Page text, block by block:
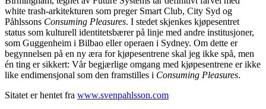
white trash-arkitekturen som preger Smart Club, City Syd og
Påhlssons Consuming Pleasures. I stedet skjenkes kjøpesentret
status som kulturell identitetsbærer på linje med andre institusjoner,
som Guggenheim i Bilbao eller operaen i Sydney. Om dette er
begynnelsen på en ny æra for kjøpesentrene skal jeg ikke spå, men
én ting er sikkert: Vår begjærlige omgang med kjøpesentrene er ikke
like endimensjonal som den framstilles i Consuming Pleasures.
Sitatet er hentet fra www.svenpahlsson.com